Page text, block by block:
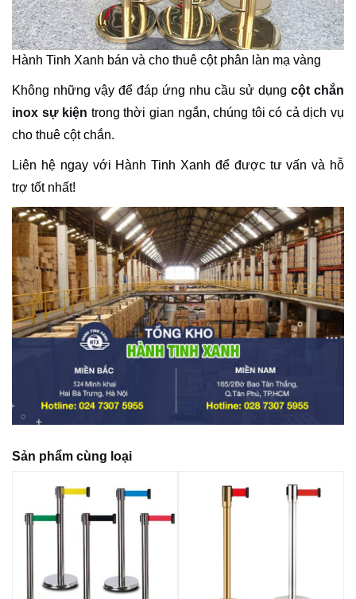
Hành Tinh Xanh bán và cho thuê cột phân làn mạ vàng
Không những vậy để đáp ứng nhu cầu sử dụng cột chắn
inox sự kiện trong thời gian ngắn, chúng tôi có cả dịch vụ
cho thuê cột chắn.
Liên hệ ngay với Hành Tinh Xanh để được tư vấn và hỗ
trợ tốt nhất!
Sản phẩm cùng loại